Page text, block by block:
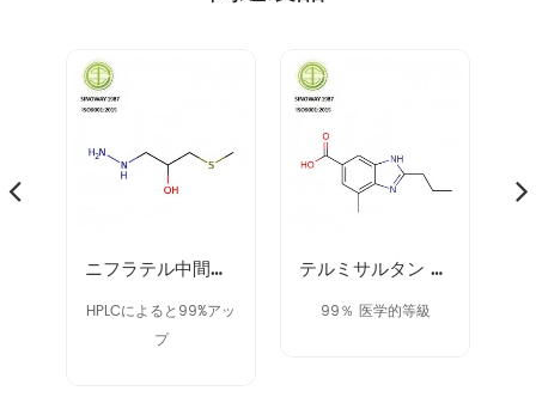
ニフラテル中間体 14359-97-8
HPLCによると99%アッ
プ
テルミサルタン 中間体 152628-03-0
99％ 医学的等級